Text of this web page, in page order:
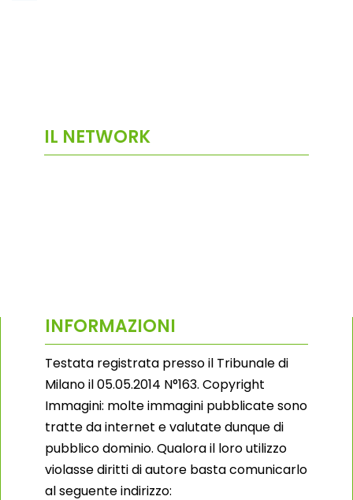
IL NETWORK
INFORMAZIONI
Testata registrata presso il Tribunale di
Milano il 05.05.2014 N°163. Copyright
Immagini: molte immagini pubblicate sono
tratte da internet e valutate dunque di
pubblico dominio. Qualora il loro utilizzo
violasse diritti di autore basta comunicarlo
al seguente indirizzo: